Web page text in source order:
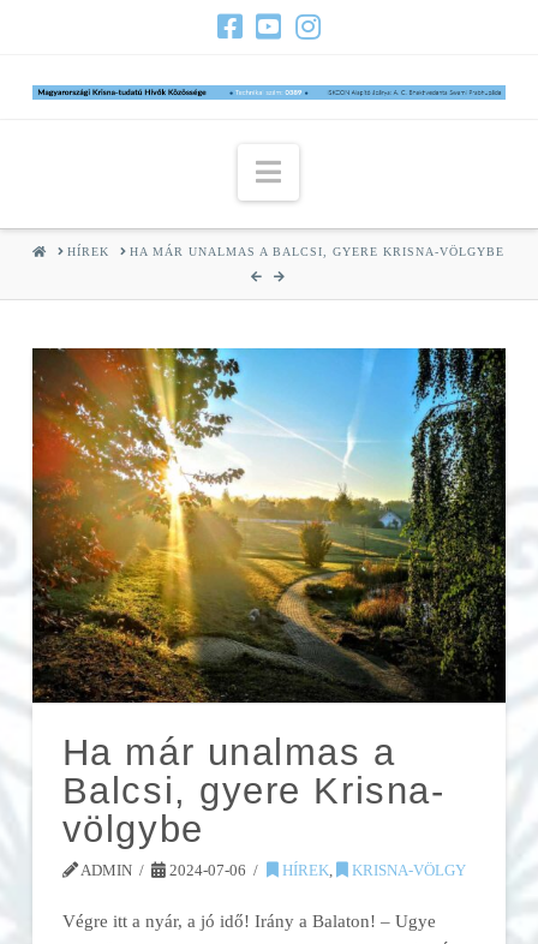
Navigation
HOMEHÍREK HA MÁR UNALMAS A BALCSI, GYERE KRISNA-VÖLGYBE
Ha már unalmas a
Balcsi, gyere Krisna-
völgybe
ADMIN 2024-07-06 HÍREK, KRISNA-VÖLGY
Végre itt a nyár, a jó idő! Irány a Balaton! – Ugye